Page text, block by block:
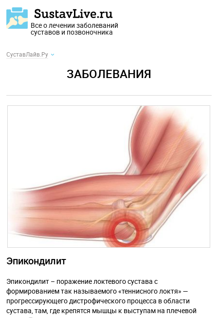
Все о лечении заболеваний
суставов и позвоночника
СуставЛайв.Ру
ЗАБОЛЕВАНИЯ
Эпикондилит
Эпикондилит – поражение локтевого сустава с
формированием так называемого «теннисного локтя» —
прогрессирующего дистрофического процесса в области
сустава, там, где крепятся мышцы к выступам на плечевой